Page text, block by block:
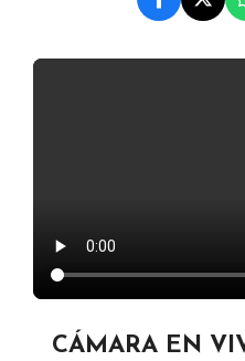
CÁMARA EN